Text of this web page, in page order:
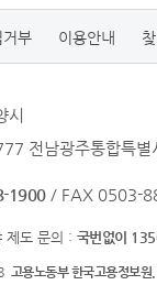
거부 이용안내
시
전남광주통합특
1900 / FAX 0503-
제도 문의 : 국번없이
고용노동부 한국고용정보원.